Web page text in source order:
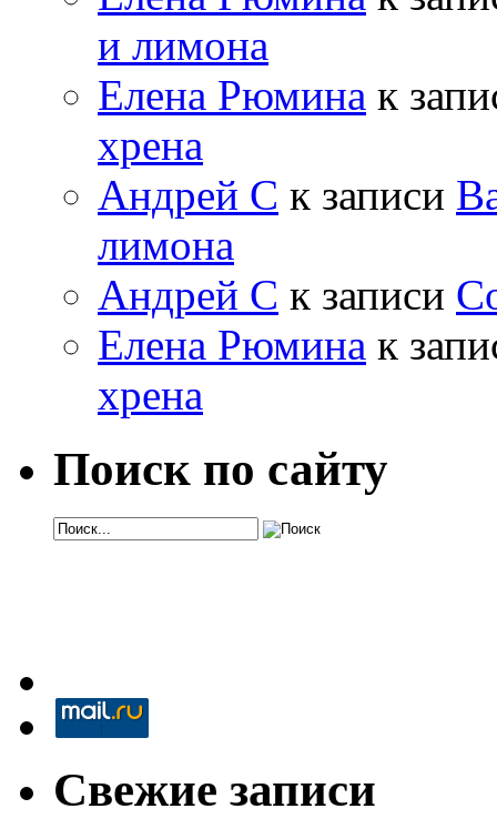
и лимона
Елена Рюмина к
хрена
Андрей С к записи
лимона
Андрей С к записи
Елена Рюмина к
хрена
Поиск по сайту
Свежие записи